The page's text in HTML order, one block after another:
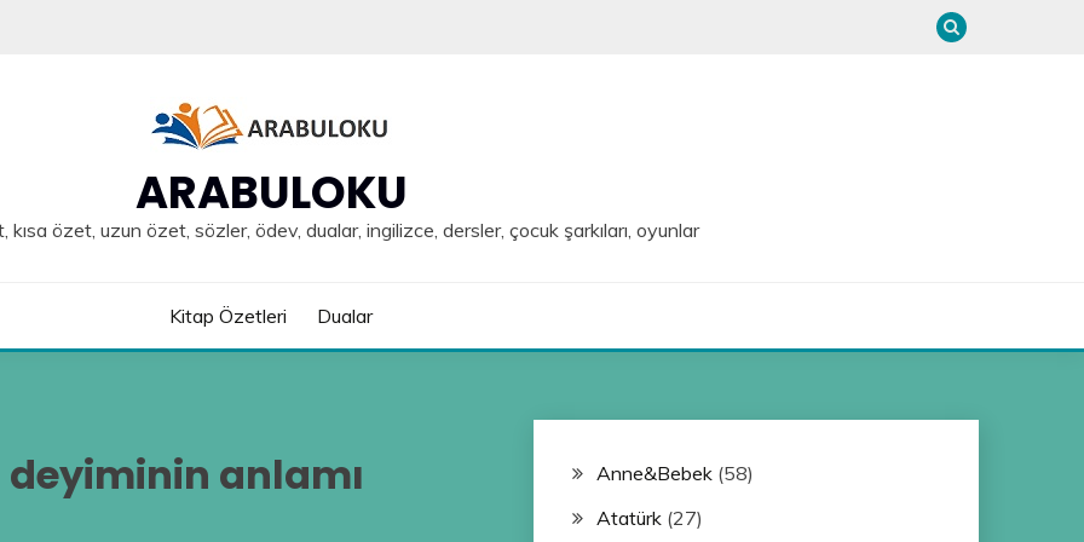
ARABULOKU
özet, uzun özet, sözler, ödev, dualar, ingilizce, dersler, çocuk şarkıları, oyunlar
Kitap Özetleri Dualar
anlamı Anne&Bebek(58)
Atatürk(27)